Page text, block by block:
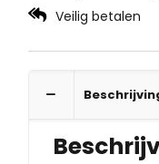
Veilig betalen